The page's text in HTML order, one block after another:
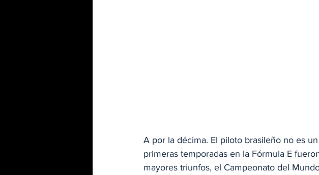
A por la décima. El piloto brasileño no es
primeras temporadas en la Fórmula E
mayores triunfos, el Campeonato del